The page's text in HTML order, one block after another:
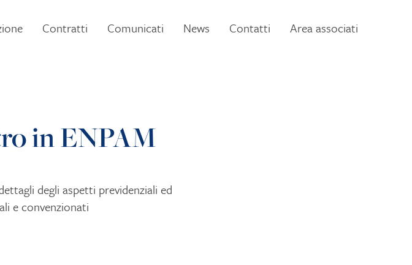
Contratti Comunicati News Contatti Area associati
in ENPAM
degli aspetti previdenziali ed
e convenzionati